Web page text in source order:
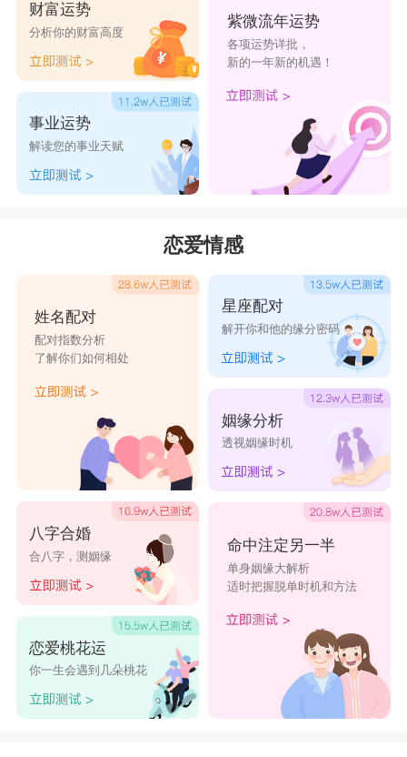
财富运势
分析你的财富高度
事业运势
解读您的事业天赋
紫微流年运势
各项运势详批，
新的一年新的机遇！
恋爱情感
姓名配对
配对指数分析
了解你们如何相处
八字合婚
合八字，测姻缘
恋爱桃花运
你一生会遇到几朵桃花
星座配对
解开你和他的缘分密码
姻缘分析
透视姻缘时机
命中注定另一半
单身姻缘大解析
适时把握脱单时机和方法